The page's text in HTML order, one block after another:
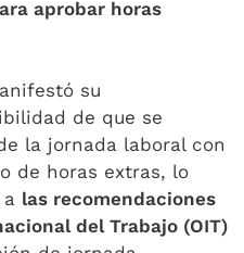
aprobar horas
su
de que se
la jornada laboral con
de horas extras, lo
las recomendaciones
del Trabajo (OIT)